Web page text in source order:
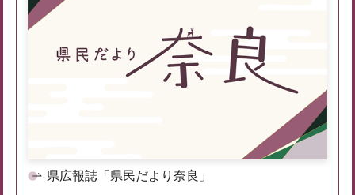
県広報誌「県民だより奈良」